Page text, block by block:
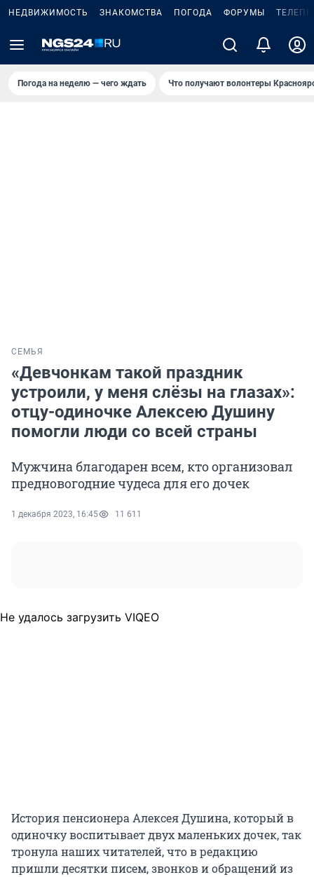
НЕДВИЖИМОСТЬ ЗНАКОМСТВА ПОГОДА ФОРУМЫ
Погода на неделю — чего ждать Что получают волонтеры
СЕМЬЯ
«Девчонкам такой праздник
устроили, у меня слёзы на глазах»:
отцу-одиночке Алексею Душину
помогли люди со всей страны
Мужчина благодарен всем, кто организовал
предновогодние чудеса для его дочек
1 декабря 2023, 16:45 11 611
Не удалось загрузить VIQEO
История пенсионера Алексея Душина, который в
одиночку воспитывает двух маленьких дочек, так
тронула наших читателей, что в редакцию
пришли десятки писем, звонков и обращений из